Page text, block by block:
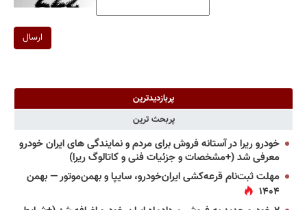
ارسال
پربازدیدترین
پربحث ترین
خودرو ریرا در آستانه فروش برای مردم و نمایندگی های ایران خودرو
معرفی شد (+مشخصات و جزئیات فنی و کاتالوگ ریرا)
مهلت ثبت‌نام قرعه‌کشی ایران‌خودرو، سایپا و بهمن‌موتور — بهمن
۱۴۰۴